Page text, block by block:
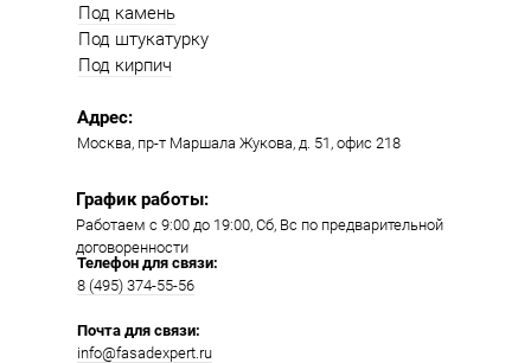
Под камень
Под штукатурку
Под кирпич
Работаем с 9:00 до 19:00​, Сб, Вс по предварительной
договоренности
Москва, пр-т Маршала Жукова, д. 51, офис 218​​
Адрес:
График работы:
Телефон для связи:
8 (495) 374-55-56​
Почта для связи:
info@fasadexpert.ru